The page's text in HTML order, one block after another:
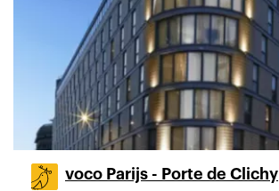
voco Parijs - Porte de Clichy